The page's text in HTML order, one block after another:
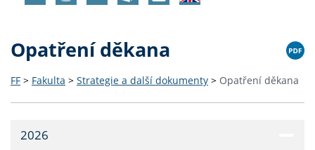
Opatření děkana
FF > Fakulta > Strategie a další dokumenty > Opatření děkana
2026